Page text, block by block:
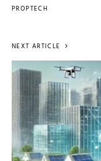
PROPTECH
NEXT ARTICLE